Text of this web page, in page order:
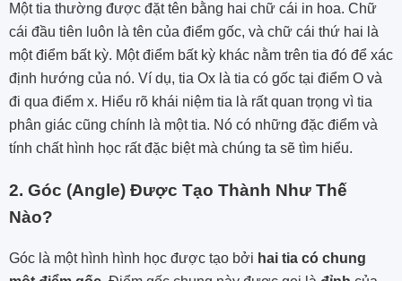
Một tia thường được đặt tên bằng hai chữ cái in hoa. Chữ
cái đầu tiên luôn là tên của điểm gốc, và chữ cái thứ hai là
một điểm bất kỳ. Một điểm bất kỳ khác nằm trên tia đó để xác
định hướng của nó. Ví dụ, tia Ox là tia có gốc tại điểm O và
đi qua điểm x. Hiểu rõ khái niệm tia là rất quan trọng vì tia
phân giác cũng chính là một tia. Nó có những đặc điểm và
tính chất hình học rất đặc biệt mà chúng ta sẽ tìm hiểu.
2. Góc (Angle) Được Tạo Thành Như Thế
Nào?
Góc là một hình hình học được tạo bởi hai tia có chung